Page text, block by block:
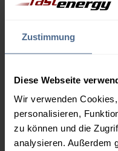
Zustimmung
Diese Webseite
Wir verwenden
personalisieren,
zu können und die
analysieren. Außerdem
2.000 Liter
5.000 Liter